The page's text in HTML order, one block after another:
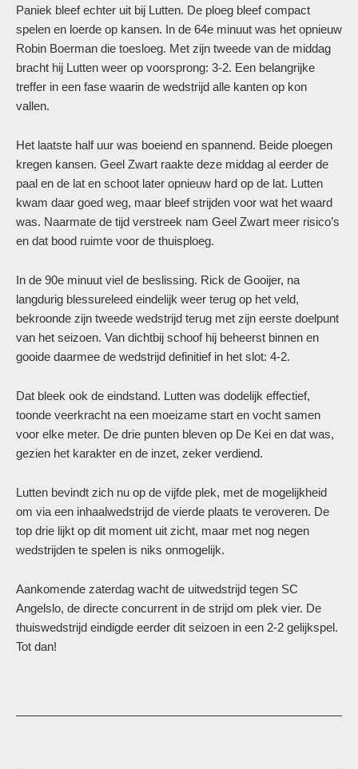
Paniek bleef echter uit bij Lutten. De ploeg bleef compact
spelen en loerde op kansen. In de 64e minuut was het opnieuw
Robin Boerman die toesloeg. Met zijn tweede van de middag
bracht hij Lutten weer op voorsprong: 3-2. Een belangrijke
treffer in een fase waarin de wedstrijd alle kanten op kon
vallen.
Het laatste half uur was boeiend en spannend. Beide ploegen
kregen kansen. Geel Zwart raakte deze middag al eerder de
paal en de lat en schoot later opnieuw hard op de lat. Lutten
kwam daar goed weg, maar bleef strijden voor wat het waard
was. Naarmate de tijd verstreek nam Geel Zwart meer risico’s
en dat bood ruimte voor de thuisploeg.
In de 90e minuut viel de beslissing. Rick de Gooijer, na
langdurig blessureleed eindelijk weer terug op het veld,
bekroonde zijn tweede wedstrijd terug met zijn eerste doelpunt
van het seizoen. Van dichtbij schoof hij beheerst binnen en
gooide daarmee de wedstrijd definitief in het slot: 4-2.
Dat bleek ook de eindstand. Lutten was dodelijk effectief,
toonde veerkracht na een moeizame start en vocht samen
voor elke meter. De drie punten bleven op De Kei en dat was,
gezien het karakter en de inzet, zeker verdiend.
Lutten bevindt zich nu op de vijfde plek, met de mogelijkheid
om via een inhaalwedstrijd de vierde plaats te veroveren. De
top drie lijkt op dit moment uit zicht, maar met nog negen
wedstrijden te spelen is niks onmogelijk.
Aankomende zaterdag wacht de uitwedstrijd tegen SC
Angelslo, de directe concurrent in de strijd om plek vier. De
thuiswedstrijd eindigde eerder dit seizoen in een 2-2 gelijkspel.
Tot dan!